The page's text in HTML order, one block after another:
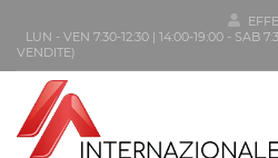
LUN - VEN 7:30-12:30 | 14:00-19:00 - SAB
VENDITE)